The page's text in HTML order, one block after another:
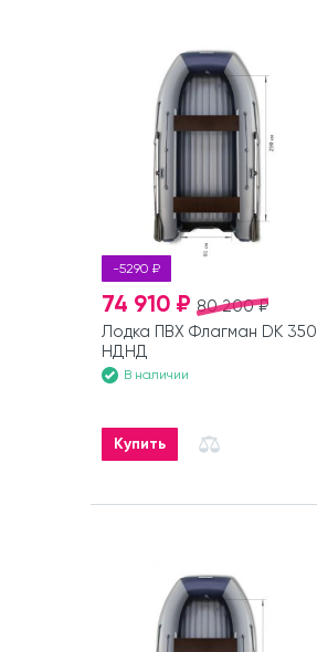
-5290 ₽
80 200 ₽
74 910 ₽
Лодка ПВХ Флагман DK 350
НДНД
В наличии
Купить